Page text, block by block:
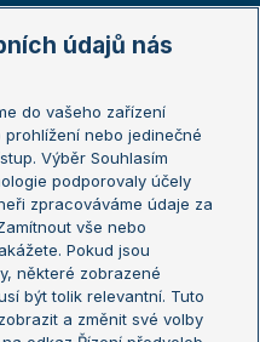
Open
Open
mistrů
mistryň
údajů nás
do vašeho zařízení
nebo jedinečné
Výběr Souhlasím
podporovaly účely
zpracováváme údaje za
vše nebo
Pokud jsou
některé zobrazené
být tolik relevantní. Tuto
a změnit své volby